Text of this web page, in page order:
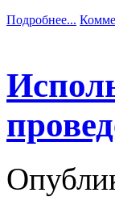
Подробнее...